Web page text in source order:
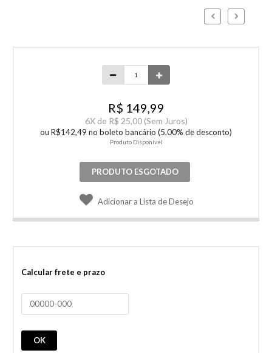
R$ 149,99
6X de R$ 25,00 (Sem Juros)
ou R$142,49 no boleto bancário (5,00% de desconto)
Produto Disponível
PRODUTO ESGOTADO
Adicionar a Lista de Desejo
Calcular frete e prazo
OK